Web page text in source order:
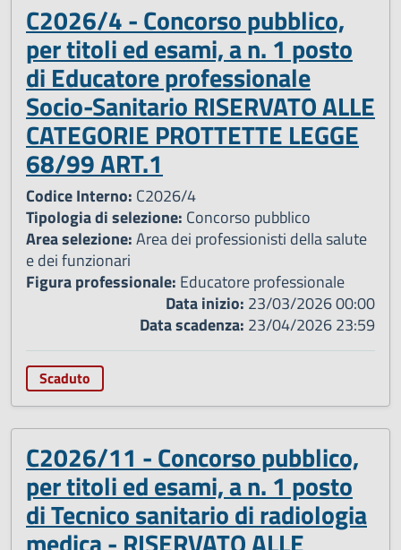
C2026/4 - Concorso pubblico,
per titoli ed esami, a n. 1 posto
di Educatore professionale
Socio-Sanitario RISERVATO ALLE
CATEGORIE PROTTETTE LEGGE
68/99 ART.1
Codice Interno: C2026/4
Tipologia di selezione: Concorso pubblico
Area selezione:Area dei professionisti della salute
e dei funzionari
Figura professionale: Educatore professionale
Data inizio: 23/03/2026 00:00
Data scadenza: 23/04/2026 23:59
Scaduto
C2026/11 - Concorso pubblico,
per titoli ed esami, a n. 1 posto
di Tecnico sanitario di radiologia